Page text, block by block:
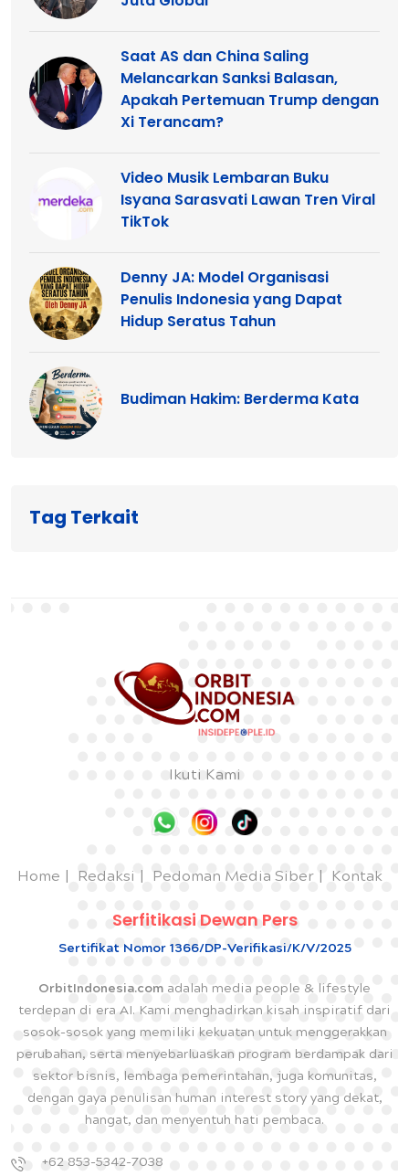
Saat AS dan China Saling
Melancarkan Sanksi Balasan,
Apakah Pertemuan Trump dengan
Xi Terancam?
Video Musik Lembaran Buku
Isyana Sarasvati Lawan Tren Viral
TikTok
Denny JA: Model Organisasi
Penulis Indonesia yang Dapat
Hidup Seratus Tahun
Budiman Hakim: Berderma Kata
Tag Terkait
Ikuti Kami
Home Redaksi Pedoman Media Siber Kontak
Serfitikasi Dewan Pers
Sertifikat Nomor 1366/DP-Verifikasi/K/V/2025
OrbitIndonesia.com adalah media people & lifestyle
terdepan di era AI. Kami menghadirkan kisah inspiratif dari
sosok-sosok yang memiliki kekuatan untuk menggerakkan
perubahan, serta menyebarluaskan program berdampak dari
sektor bisnis, lembaga pemerintahan, juga komunitas,
dengan gaya penulisan human interest story yang dekat,
hangat, dan menyentuh hati pembaca.
+62 853-5342-7038